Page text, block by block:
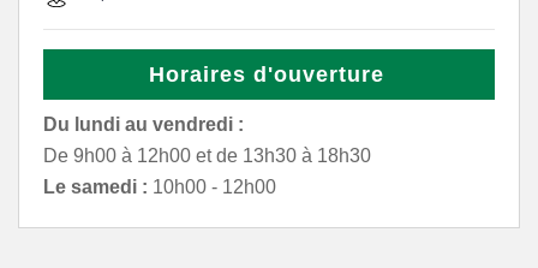
Horaires d'ouverture
Du lundi au vendredi :
De 9h00 à 12h00 et de 13h30 à 18h30
Le samedi : 10h00 - 12h00